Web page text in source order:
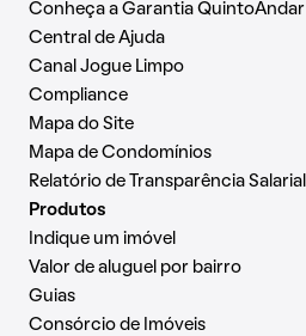
Conheça a Garantia QuintoAndar
Central de Ajuda
Canal Jogue Limpo
Compliance
Mapa do Site
Mapa de Condomínios
Relatório de Transparência Salarial
Produtos
Indique um imóvel
Valor de aluguel por bairro
Guias
Consórcio de Imóveis